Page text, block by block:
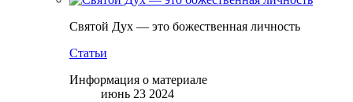
Святой Дух — это божественная личность
Статьи
Информация о материале
июнь 23 2024